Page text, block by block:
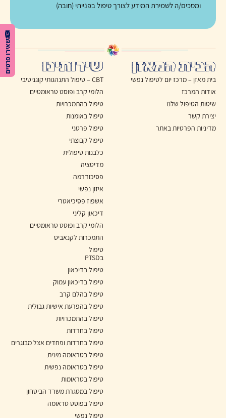
השאירו פרטים
ומסכים/ה לשמירת המידע לצורך טיפול בפנייתי (חובה)
הבית המאזן
בית מאזן – מרכז יום לטיפול נפשי
אודות המרכז
שיטות הטיפול שלנו
יצירת קשר
מדיניות הפרטיות באתר
שירותינו
CBT – טיפול התנהגותי קוגניטיבי
הלומי קרב ופוסט טראומטיים
טיפול בהתמכרויות
טיפול באומנות
טיפול פרטני
טיפול קבוצתי
כלבנות טיפולית
מדיטציה
פסיכודרמה
איזון נפשי
אשפוז פסיכיאטרי
דיכאון קליני
הלומי קרב ופוסט טראומטיים
התמכרות לקנאביס
טיפול
בPTSD
טיפול בדיכאון
טיפול בדיכאון עמוק
טיפול בהלם קרב
טיפול בהפרעת אישיות גבולית
טיפול בהתמכרויות
טיפול בחרדות
טיפול בחרדות ופחדים אצל מבוגרים
טיפול בטראומה מינית
טיפול בטראומה נפשית
טיפול בטראומות
טיפול במסגרת משרד הביטחון
טיפול בפוסט טראומה
טיפול נפשי